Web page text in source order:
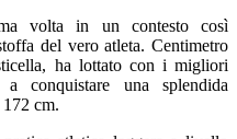
volta in un contesto così
del vero atleta. Centimetro
ha lottato con i migliori
conquistare una splendida
cm.